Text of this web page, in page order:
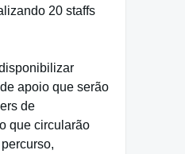
20 staffs
apoio que serão
de
que circularão